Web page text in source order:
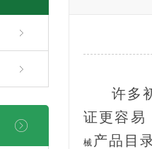
许多
证更容易
械 产品目